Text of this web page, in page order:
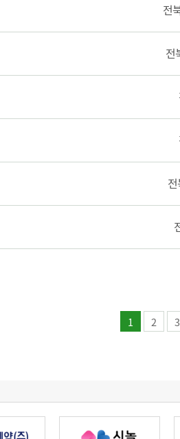
전
전
1 2 3